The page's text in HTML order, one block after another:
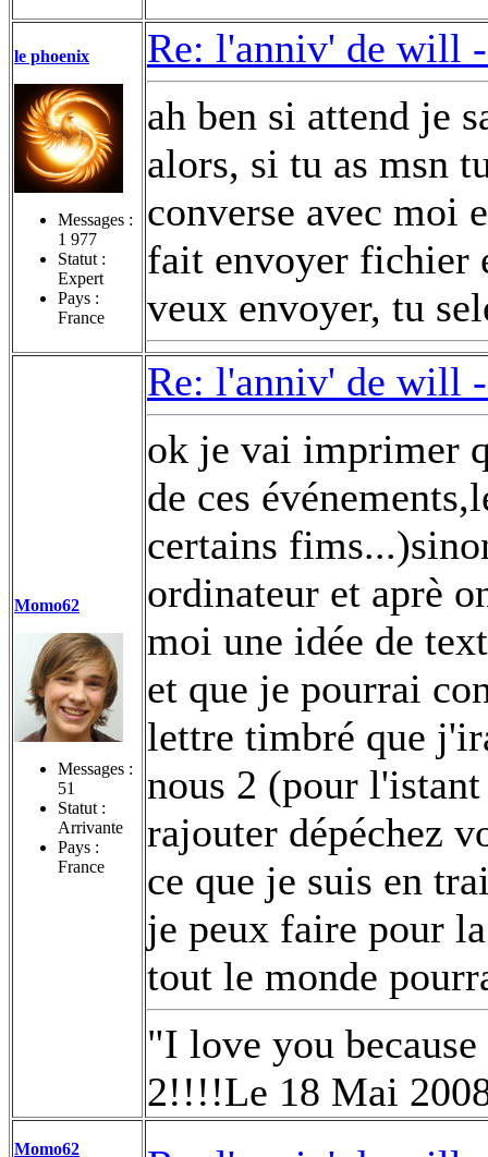
le phoenix
Messages :
1 977
Statut :
Expert
Pays :
France
Re: l'anniv' de will
ah ben si attend je
alors, si tu as msn
converse avec moi
fait envoyer fichier
veux envoyer, tu
Momo62
Messages :
51
Statut :
Arrivante
Pays :
France
Re: l'anniv' de will
ok je vai imprimer
de ces
certains
ordinateur et aprè
moi une idée de
et que je pourrai
lettre timbré que
nous 2 (pour
rajouter dépéchez
ce que je suis en
je peux faire pour
tout le monde
"I love you
2!!!!Le 18 Mai
Momo62